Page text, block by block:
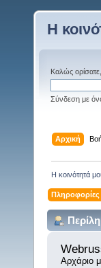
Η
Καλώς ορίσατε,
Σύνδεση με
Αρχική
Η κοινότητά
Αρχάριο